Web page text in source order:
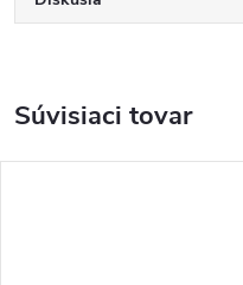
Súvisiaci tovar